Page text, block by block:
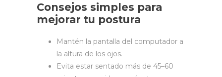
Consejos simples para
mejorar tu postura
Mantén la pantalla del computador a
la altura de los ojos.
Evita estar sentado más de 45–60